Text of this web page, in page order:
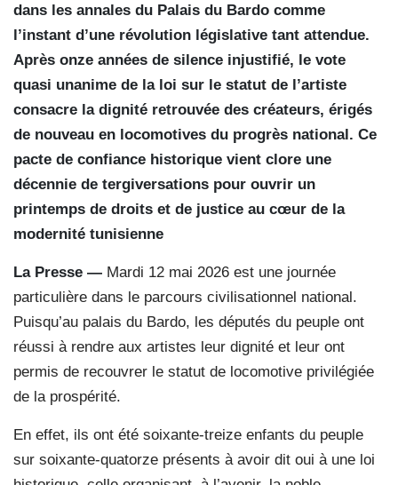
dans les annales du Palais du Bardo comme
l’instant d’une révolution législative tant attendue.
Après onze années de silence injustifié, le vote
quasi unanime de la loi sur le statut de l’artiste
consacre la dignité retrouvée des créateurs, érigés
de nouveau en locomotives du progrès national. Ce
pacte de confiance historique vient clore une
décennie de tergiversations pour ouvrir un
printemps de droits et de justice au cœur de la
modernité tunisienne
La Presse — Mardi 12 mai 2026 est une journée
particulière dans le parcours civilisationnel national.
Puisqu’au palais du Bardo, les députés du peuple ont
réussi à rendre aux artistes leur dignité et leur ont
permis de recouvrer le statut de locomotive privilégiée
de la prospérité.
En effet, ils ont été soixante-treize enfants du peuple
sur soixante-quatorze présents à avoir dit oui à une loi